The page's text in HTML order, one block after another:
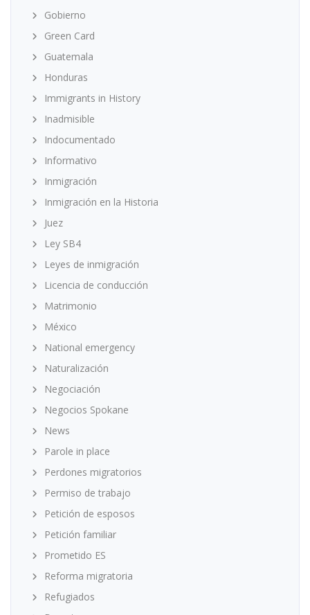
Gobierno
Green Card
Guatemala
Honduras
Immigrants in History
Inadmisible
Indocumentado
Informativo
Inmigración
Inmigración en la Historia
Juez
Ley SB4
Leyes de inmigración
Licencia de conducción
Matrimonio
México
National emergency
Naturalización
Negociación
Negocios Spokane
News
Parole in place
Perdones migratorios
Permiso de trabajo
Petición de esposos
Petición familiar
Prometido ES
Reforma migratoria
Refugiados